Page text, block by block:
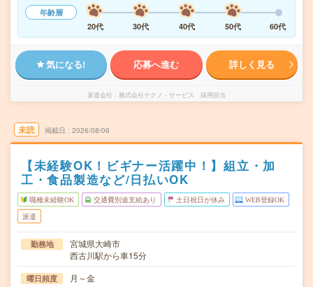
年齢層
20代
30代 40代 50代 60代
気になる! 応募へ進む 詳しく見る
派遣会社 株式会社テクノ・サービス 採用担当
未読 掲載日 2026/08/06
【未経験OK！ビギナー活躍中！】組立・加
工・食品製造など/日払いOK
職種未経験OK 交通費別途支給あり 土日祝日が休み WEB登録OK
派遣
勤務地
宮城県大崎市
西古川駅から車15分
曜日頻度 月～金